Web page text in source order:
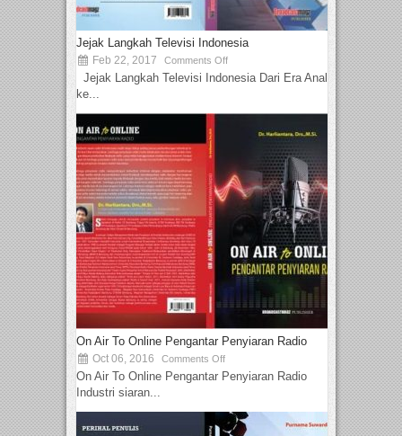
Jejak Langkah Televisi Indonesia
Feb 22, 2017 Comments Off
Jejak Langkah Televisi Indonesia Dari Era Analog
ke...
On Air To Online Pengantar Penyiaran Radio
Oct 06, 2016 Comments Off
On Air To Online Pengantar Penyiaran Radio
Industri siaran...